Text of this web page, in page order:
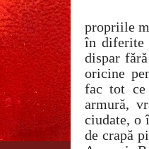
propriile
în diferite
dispar
oricine
fac tot ce
armură,
ciudate, o
de crapă